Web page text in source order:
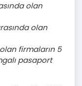
olan
olan
firmaların 5
pasaport